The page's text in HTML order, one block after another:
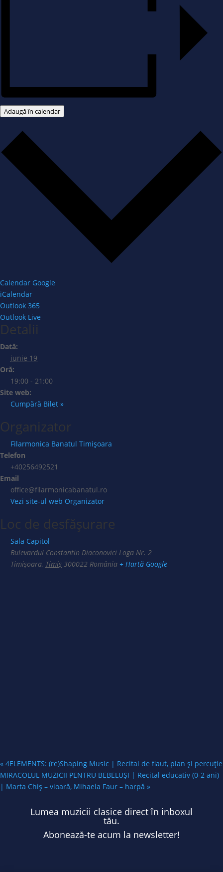
Adaugă în calendar
Calendar Google
iCalendar
Outlook 365
Outlook Live
Detalii
Dată:
iunie 19
Oră:
19:00 - 21:00
Site web:
Cumpără Bilet »
Organizator
Filarmonica Banatul Timișoara
Telefon
+40256492521
Email
office@filarmonicabanatul.ro
Vezi site-ul web Organizator
Loc de desfășurare
Sala Capitol
Bulevardul Constantin Diaconovici Loga Nr. 2
Timișoara, Timiș 300022 România + Hartă Google
« 4ELEMENTS: (re)Shaping Music | Recital de flaut, pian și percuție
MIRACOLUL MUZICII PENTRU BEBELUȘI | Recital educativ (0-2 ani)
| Marta Chiș – vioară, Mihaela Faur – harpă »
Lumea muzicii clasice direct în inboxul
tău.
Abonează-te acum la newsletter!